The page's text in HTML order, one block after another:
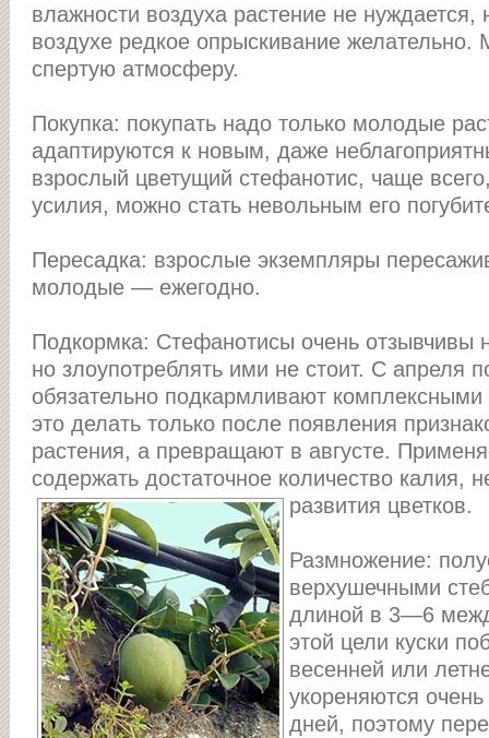
влажности воздуха растение не нуждается,
воздухе редкое опрыскивание
спертую атмосферу.
Покупка: покупать надо только молодые
адаптируются к новым, даже
взрослый цветущий стефанотис, чаще
усилия, можно стать невольным его
Пересадка: взрослые экземпляры
молодые — ежегодно.
Подкормка: Стефанотисы очень отзывчивы
но злоупотреблять ими не стоит. C апреля
обязательно подкармливают
это делать только после появления
растения, а превращают в августе.
содержать достаточное количество калия,
развития цветков.
Размножение:
верхушечными
длиной в 3—6
этой цели куски
весенней или
укореняются
дней, поэтому